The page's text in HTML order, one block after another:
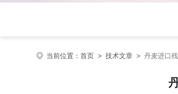
当前位置： 首页 > 技术文章 > 丹麦进口